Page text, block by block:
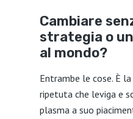
Cambiare
strategia o
al mondo?
Entrambe le cose. È
ripetuta che leviga e
plasma a suo